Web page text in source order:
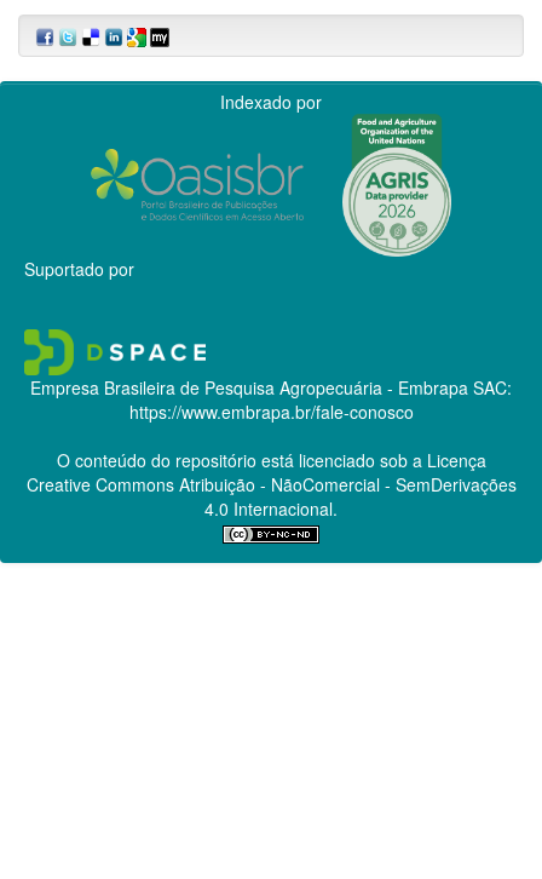
Indexado por
Suportado por
Empresa Brasileira de Pesquisa Agropecuária - Embrapa SAC:
https://www.embrapa.br/fale-conosco
O conteúdo do repositório está licenciado sob a Licença
Creative CommonsAtribuição - NãoComercial - SemDerivações
4.0 Internacional.